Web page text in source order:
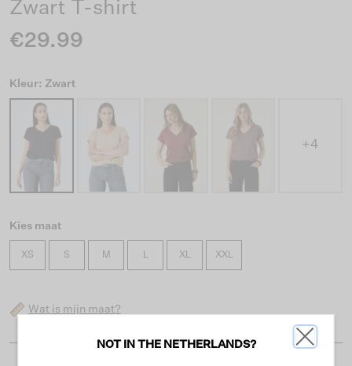
Zwart T-shirt
€29.99
Kleur: Zwart
+4
Kies maat
XS S M L XL XXL
Wat is mijn maat?
NOT IN THE NETHERLANDS?